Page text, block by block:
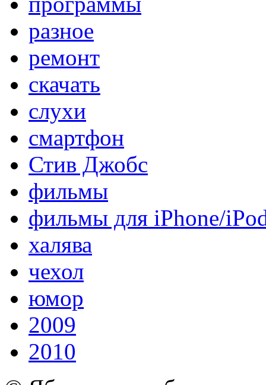
разное
ремонт
скачать
слухи
смартфон
Стив Джобс
фильмы
фильмы для iPhone/
халява
чехол
юмор
2009
2010